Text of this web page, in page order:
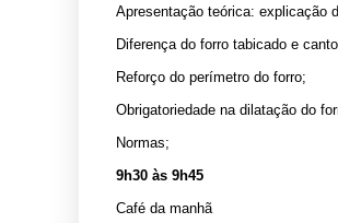
Apresentação teórica: explicação
Diferença do forro tabicado e
Reforço do perímetro do forro;
Obrigatoriedade na dilatação do
Normas;
9h30 às 9h45
Café da manhã